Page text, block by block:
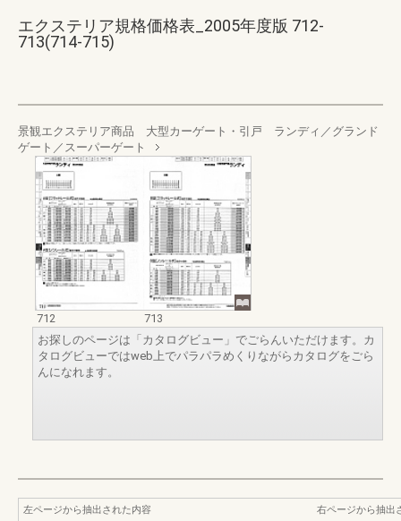
エクステリア規格価格表_2005年度版 712-
713(714-715)
景観エクステリア商品 大型カーゲート・引戸 ランディ／グランド
ゲート／スーパーゲート
712
713
お探しのページは「カタログビュー」でごらんいただけます。カ
タログビューではweb上でパラパラめくりながらカタログをごら
んになれます。
左ページから抽出された内容
右ページから抽出